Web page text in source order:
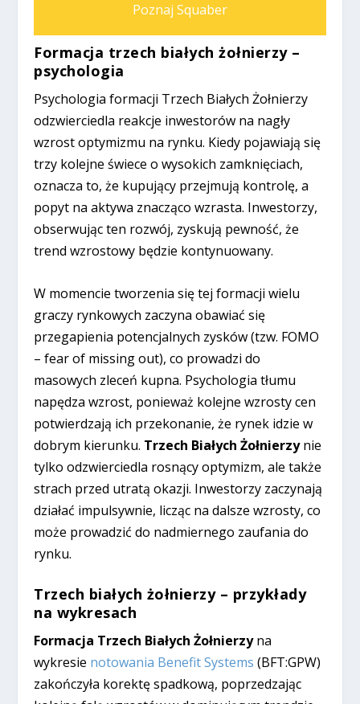
Poznaj Squaber
Formacja trzech białych żołnierzy –
psychologia
Psychologia formacji Trzech Białych Żołnierzy
odzwierciedla reakcje inwestorów na nagły
wzrost optymizmu na rynku. Kiedy pojawiają się
trzy kolejne świece o wysokich zamknięciach,
oznacza to, że kupujący przejmują kontrolę, a
popyt na aktywa znacząco wzrasta. Inwestorzy,
obserwując ten rozwój, zyskują pewność, że
trend wzrostowy będzie kontynuowany.
W momencie tworzenia się tej formacji wielu
graczy rynkowych zaczyna obawiać się
przegapienia potencjalnych zysków (tzw. FOMO
– fear of missing out), co prowadzi do
masowych zleceń kupna. Psychologia tłumu
napędza wzrost, ponieważ kolejne wzrosty cen
potwierdzają ich przekonanie, że rynek idzie w
dobrym kierunku. Trzech Białych Żołnierzynie
tylko odzwierciedla rosnący optymizm, ale także
strach przed utratą okazji. Inwestorzy zaczynają
działać impulsywnie, licząc na dalsze wzrosty, co
może prowadzić do nadmiernego zaufania do
rynku.
Trzech białych żołnierzy – przykłady
na wykresach
Formacja Trzech Białych Żołnierzyna
wykresie notowania Benefit Systems (BFT:GPW)
zakończyła korektę spadkową, poprzedzając